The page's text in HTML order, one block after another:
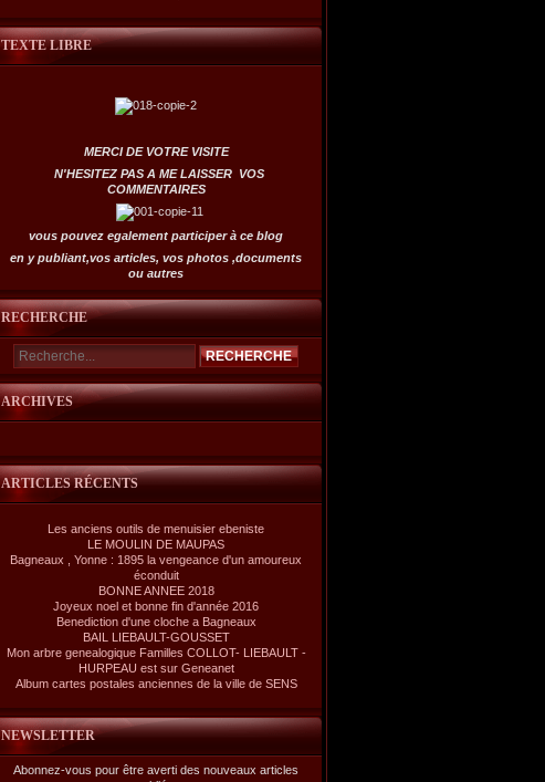
TEXTE LIBRE
MERCI DE VOTRE VISITE
N'HESITEZ PAS A ME LAISSER VOS
COMMENTAIRES
vous pouvez egalement participer à ce blog
en y publiant,vos articles, vos photos ,documents
ou autres
RECHERCHE
ARCHIVES
ARTICLES RÉCENTS
Les anciens outils de menuisier ebeniste
LE MOULIN DE MAUPAS
Bagneaux , Yonne : 1895 la vengeance d'un amoureux
éconduit
BONNE ANNEE 2018
Joyeux noel et bonne fin d'année 2016
Benediction d'une cloche a Bagneaux
BAIL LIEBAULT-GOUSSET
Mon arbre genealogique Familles COLLOT- LIEBAULT -
HURPEAU est sur Geneanet
Album cartes postales anciennes de la ville de SENS
NEWSLETTER
Abonnez-vous pour être averti des nouveaux articles